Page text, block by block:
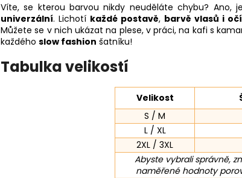
Víte, se kterou barvou nikdy neuděláte chybu?
univerzální. Lichotí každé postavě, barvě vlasů i očí
Můžete se v nich ukázat na plese, v práci, na kafi s
každého slow fashion šatníku!
Tabulka velikostí
Velikost
S / M
L / XL
2XL / 3XL
Abyste vybrali správně,
naměřené hodnoty